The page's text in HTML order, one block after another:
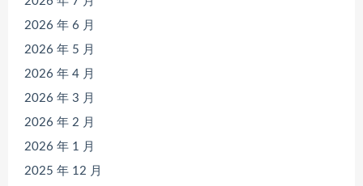
2026 年 6 月
2026 年 5 月
2026 年 4 月
2026 年 3 月
2026 年 2 月
2026 年 1 月
2025 年 12 月